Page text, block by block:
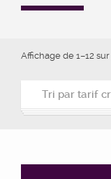
Affichage de 1–12
Tri par tarif
Tri par popularité
Tri du plus récent
Tri par tarif
Tri par tarif